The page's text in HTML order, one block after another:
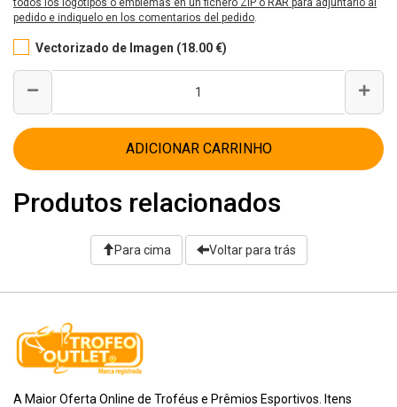
todos los logotipos o emblemas en un fichero ZIP o RAR para adjuntarlo al
pedido e indiquelo en los comentarios del pedido.
Vectorizado de Imagen (18.00 €)
ADICIONAR CARRINHO
Produtos relacionados
Para cima Voltar para trás
A Maior Oferta Online de Troféus e Prêmios Esportivos. Itens